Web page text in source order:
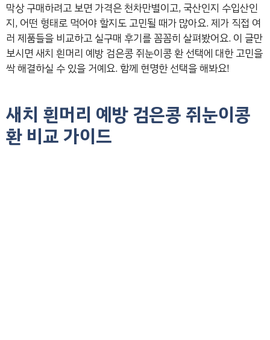
막상 구매하려고 보면 가격은 천차만별이고, 국산인지 수입산인
지, 어떤 형태로 먹어야 할지도 고민될 때가 많아요. 제가 직접 여
러 제품들을 비교하고 실구매 후기를 꼼꼼히 살펴봤어요. 이 글만
보시면 새치 흰머리 예방 검은콩 쥐눈이콩 환 선택에 대한 고민을
싹 해결하실 수 있을 거예요. 함께 현명한 선택을 해봐요!
새치 흰머리 예방 검은콩 쥐눈이콩
환 비교 가이드